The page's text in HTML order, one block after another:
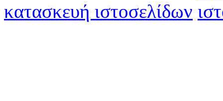
κατασκευή ιστοσελίδων